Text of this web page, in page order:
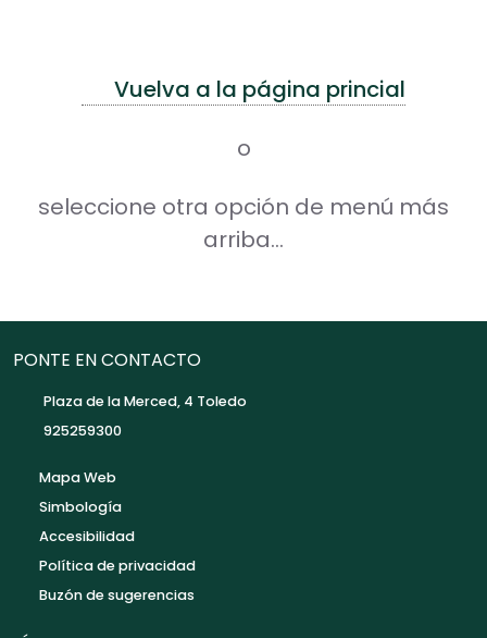
Vuelva a la página princial
o
seleccione otra opción de menú más
arriba...
PONTE EN CONTACTO
Plaza de la Merced, 4 Toledo
925259300
Mapa Web
Simbología
Accesibilidad
Política de privacidad
Buzón de sugerencias